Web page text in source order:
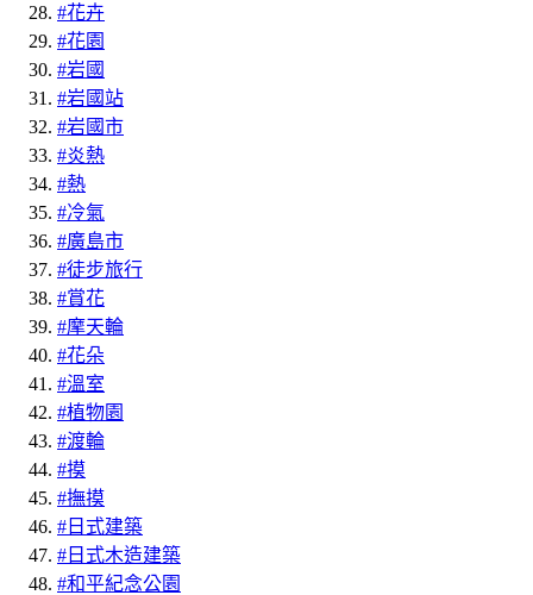
#花卉
#花園
#岩國
#岩國站
#岩國市
#炎熱
#熱
#冷氣
#廣島市
#徒步旅行
#賞花
#摩天輪
#花朵
#溫室
#植物園
#渡輪
#摸
#撫摸
#日式建築
#日式木造建築
#和平紀念公園